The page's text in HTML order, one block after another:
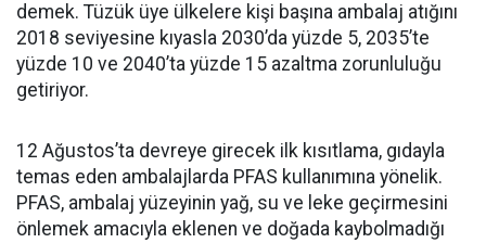
demek. Tüzük üye ülkelere kişi başına ambalaj atığını
2018 seviyesine kıyasla 2030’da yüzde 5, 2035’te
yüzde 10 ve 2040’ta yüzde 15 azaltma zorunluluğu
getiriyor.
12 Ağustos’ta devreye girecek ilk kısıtlama, gıdayla
temas eden ambalajlarda PFAS kullanımına yönelik.
PFAS, ambalaj yüzeyinin yağ, su ve leke geçirmesini
önlemek amacıyla eklenen ve doğada kaybolmadığı